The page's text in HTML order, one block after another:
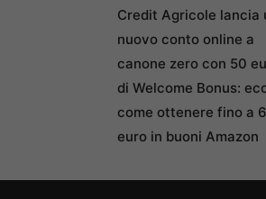
Credit Agricole lancia
nuovo conto online a
canone zero con 50
di Welcome Bonus:
come ottenere fino a
euro in buoni Amazon